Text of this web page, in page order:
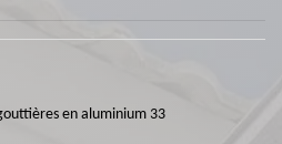
en aluminium 33